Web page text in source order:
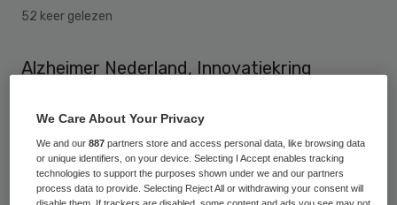
52 keer gelezen
Alzheimer Nederland, Innovatiekring
willen dat er een wettelijk verbod komt op
het vastbinden met onrustbanden en
verpleegdekens in de zorg. Volgens de
organisatie biedt het huidige wetsvoorstel
We Care About Your Privacy
We and our887 partners store and access personal data, like browsing data
or unique identifiers, on your device. Selecting I Accept enables tracking
technologies to support the purposes shown under we and our partners
process data to provide. Selecting Reject All or withdrawing your consent will